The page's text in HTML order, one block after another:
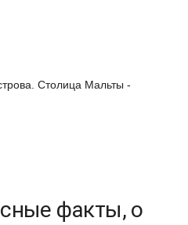
Столица Мальты -
факты, о